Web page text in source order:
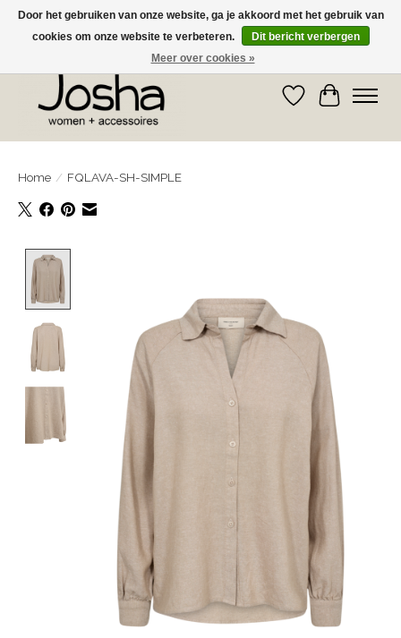
GRATIS OPHALEN IN DE WINKEL EN GRATIS VERZENDING VANAF € 75,00
Verlanglijst
Home / FQLAVA-SH-SIMPLE
Door het gebruiken van onze website, ga je akkoord met het gebruik van
cookies om onze website te verbeteren.
Dit bericht verbergen
Meer over cookies »